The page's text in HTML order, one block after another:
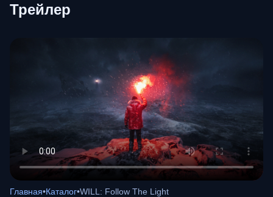
Трейлер
Главная•Каталог•WILL: Follow The Light